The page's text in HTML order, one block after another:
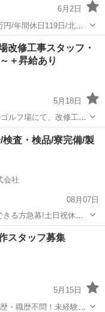
6月2日
/年間休日119日/北広
人材紹介】 【職種】
改修工事スタッフ・
＋昇給あり
5月18日
ルフ場にて、改修工事
経験の方も大歓迎！ス
工検査・検品/寮完備/製
会社
08月07日
る方急募!土日祝休み!
鋼材製品の検
る業務。 業務の変更、
スタッフ募集
5月15日